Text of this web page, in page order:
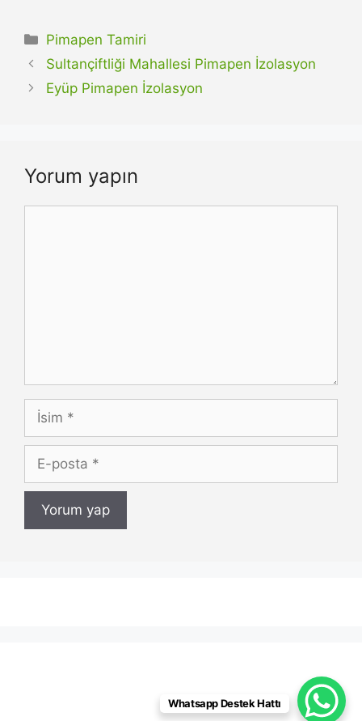
Kategoriler
Pimapen Tamiri
Sultançiftliği Mahallesi Pimapen İzolasyon
Eyüp Pimapen İzolasyon
Yorum yapın
İsim
posta
Whatsapp Destek Hattı